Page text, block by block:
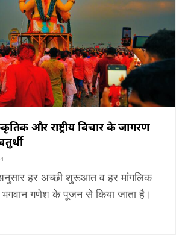
और राष्ट्रीय विचार के जागरण
अनुसार हर अच्छी शुरूआत व हर मांगलिक
भगवान गणेश के पूजन से किया जाता है।